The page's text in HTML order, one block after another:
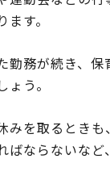
す。
勤務が続き、
う。
みを取るとき
ならないなど、